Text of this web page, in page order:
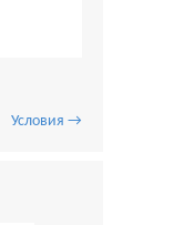
Условия →